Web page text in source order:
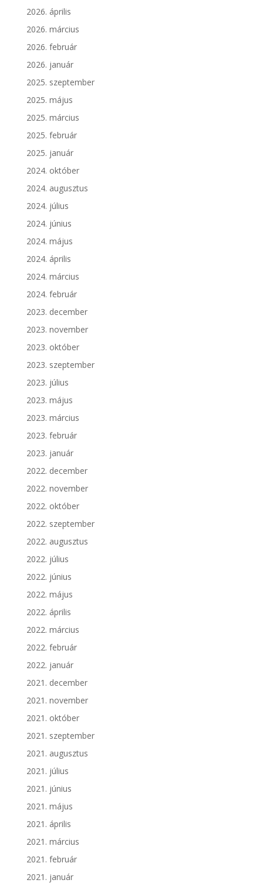
2026. április
2026. március
2026. február
2026. január
2025. szeptember
2025. május
2025. március
2025. február
2025. január
2024. október
2024. augusztus
2024. július
2024. június
2024. május
2024. április
2024. március
2024. február
2023. december
2023. november
2023. október
2023. szeptember
2023. július
2023. május
2023. március
2023. február
2023. január
2022. december
2022. november
2022. október
2022. szeptember
2022. augusztus
2022. július
2022. június
2022. május
2022. április
2022. március
2022. február
2022. január
2021. december
2021. november
2021. október
2021. szeptember
2021. augusztus
2021. július
2021. június
2021. május
2021. április
2021. március
2021. február
2021. január